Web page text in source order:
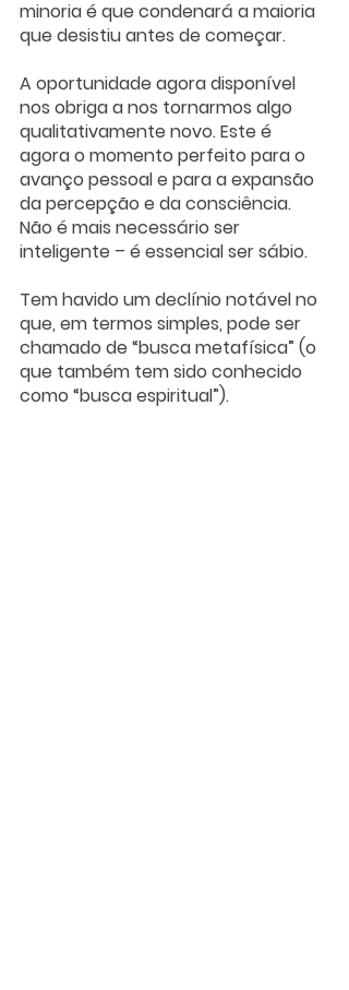
minoria é que condenará a maioria
que desistiu antes de começar.
A oportunidade agora disponível
nos obriga a nos tornarmos algo
qualitativamente novo. Este é
agora o momento perfeito para o
avanço pessoal e para a expansão
da percepção e da consciência.
Não é mais necessário ser
inteligente – é essencial ser sábio.
Tem havido um declínio notável no
que, em termos simples, pode ser
chamado de “busca metafísica” (o
que também tem sido conhecido
como “busca espiritual”).